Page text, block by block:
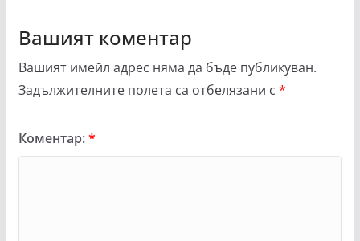
Вашият коментар
Вашият имейл адрес няма да бъде публикуван.
Задължителните полета са отбелязани с *
Коментар:*